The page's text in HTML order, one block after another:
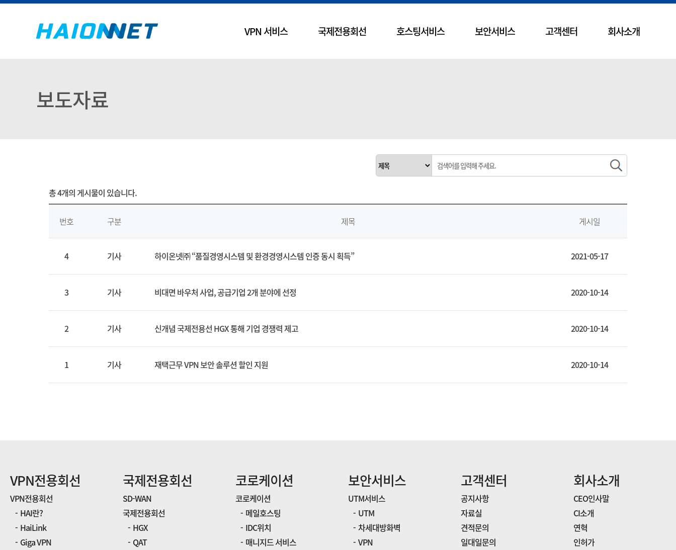
VPN 서비스 국제전용회선 호스팅서비스 보안서비스 고객센터 회사소개
보도자료
총4개의 게시물이 있습니다.
번호 구분 제목 게시일
4 기사 하이온넷㈜ “품질경영시스템 및 환경경영시스템 인증 동시 획득” 2021-05-17
3 기사 비대면 바우처 사업, 공급기업 2개 분야에 선정 2020-10-14
2 기사 신개념 국제전용선 HGX 통해 기업 경쟁력 제고 2020-10-14
1 기사 재택근무 VPN 보안 솔루션 할인 지원 2020-10-14
VPN전용회선
VPN전용회선
HAI란?
HaiLink
Giga VPN
국제전용회선
SD-WAN
국제전용회선
HGX
QAT
코로케이션
코로케이션
메일호스팅
IDC위치
매니지드 서비스
보안서비스
UTM서비스
UTM
차세대방화벽
VPN
고객센터
공지사항
자료실
견적문의
일대일문의
회사소개
CEO인사말
CI소개
연혁
인허가